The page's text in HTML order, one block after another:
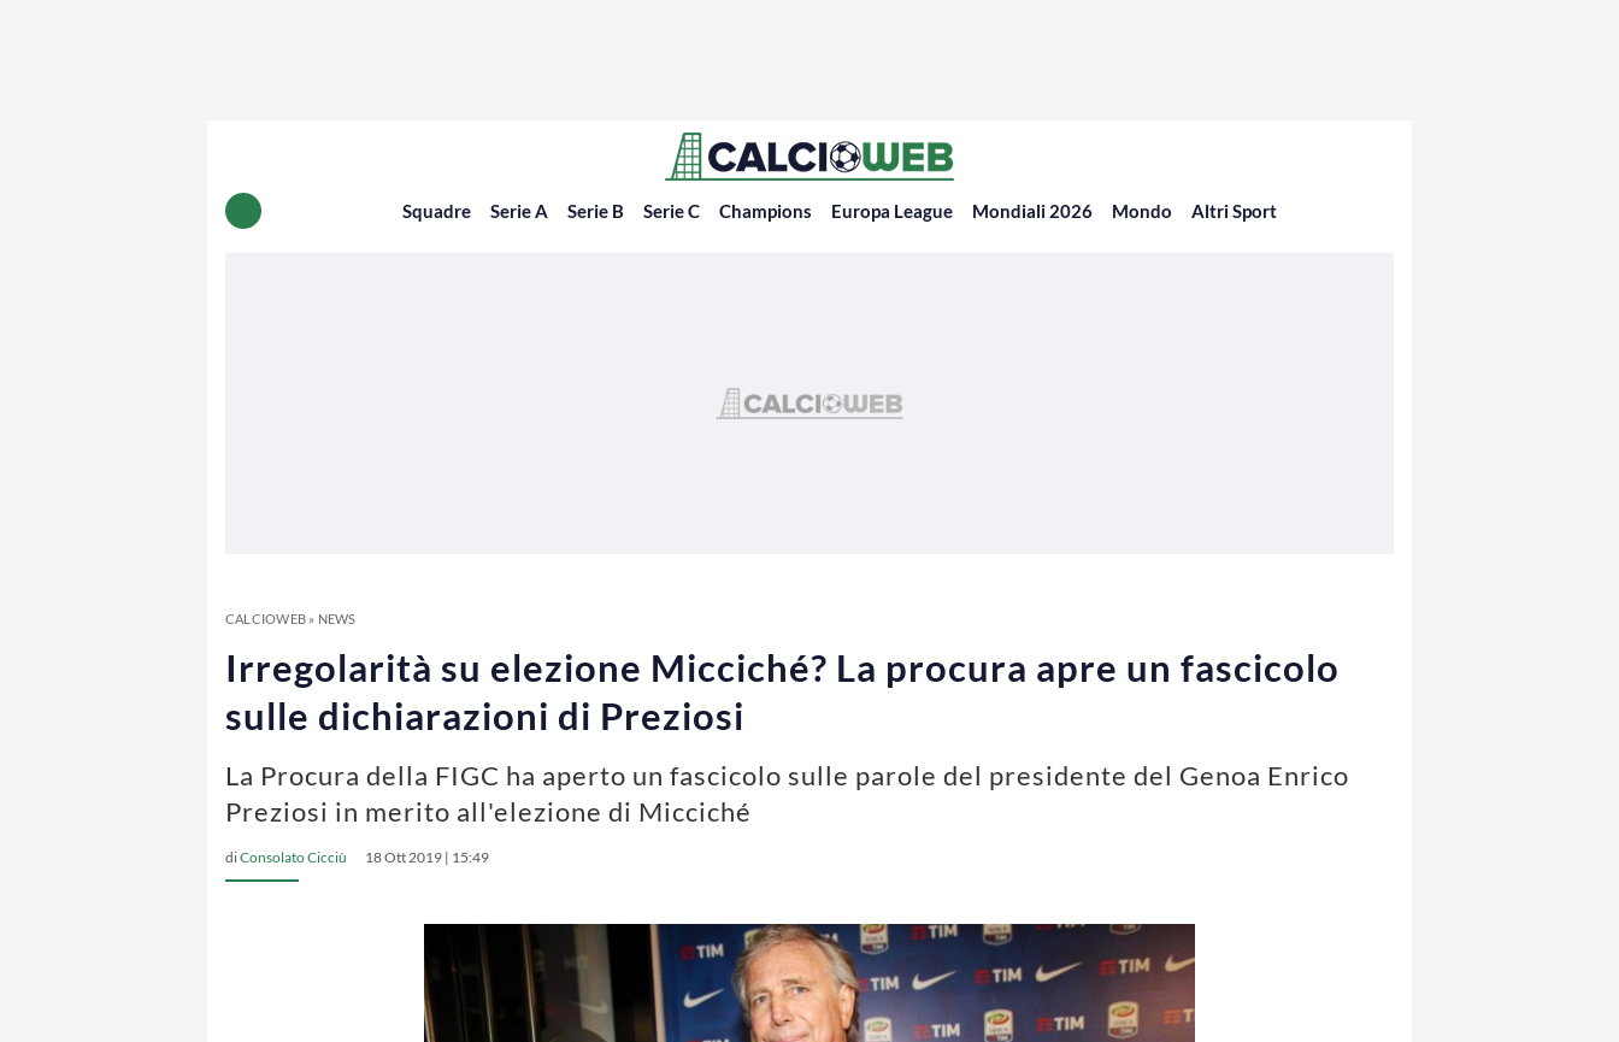
Squadre Serie A Serie B Serie C Champions Europa League Mondiali 2026 Mondo Altri Sport
CALCIOWEB» NEWS
Irregolarità su elezione Micciché? La procura apre un fascicolo
sulle dichiarazioni di Preziosi
La Procura della FIGC ha aperto un fascicolo sulle parole del presidente del Genoa Enrico
Preziosi in merito all'elezione di Micciché
diConsolato Cicciù 18 Ott 2019 | 15:49